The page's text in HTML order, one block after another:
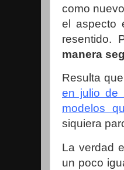
como
el aspecto
resentido.
manera
Resulta
en julio de
modelos
siquiera
La verdad
un poco